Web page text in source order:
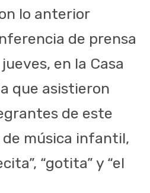
lo anterior
de prensa
en la Casa
que asistieron
de este
música infantil,
“gotita” y “el